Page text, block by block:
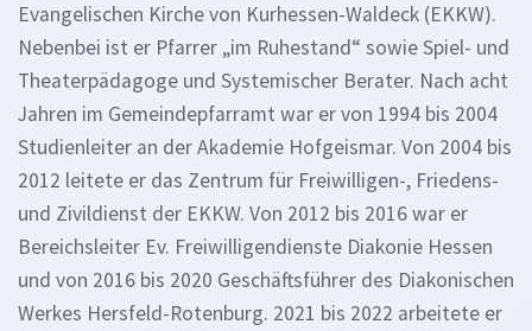
Evangelischen Kirche von Kurhessen-Waldeck (EKKW).
Nebenbei ist er Pfarrer „im Ruhestand“ sowie Spiel- und
Theaterpädagoge und Systemischer Berater. Nach acht
Jahren im Gemeindepfarramt war er von 1994 bis 2004
Studienleiter an der Akademie Hofgeismar. Von 2004 bis
2012 leitete er das Zentrum für Freiwilligen-, Friedens-
und Zivildienst der EKKW. Von 2012 bis 2016 war er
Bereichsleiter Ev. Freiwilligendienste Diakonie Hessen
und von 2016 bis 2020 Geschäftsführer des Diakonischen
Werkes Hersfeld-Rotenburg. 2021 bis 2022 arbeitete er